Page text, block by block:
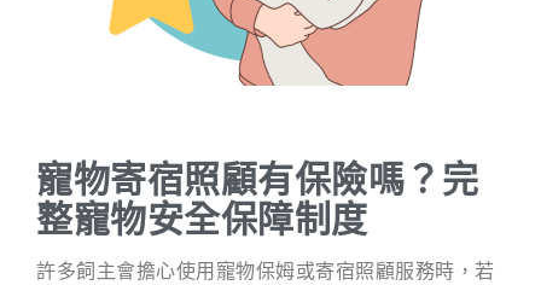
寵物寄宿照顧有保險嗎？完
整寵物安全保障制度
許多飼主會擔心使用寵物保姆或寄宿照顧服務時，若